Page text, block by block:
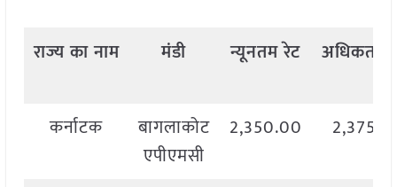
राज्यकानाम मंडी न्यूनतमरेट अधिकतम
कर्नाटक
बागलाकोट
एपीएमसी
2,350.00